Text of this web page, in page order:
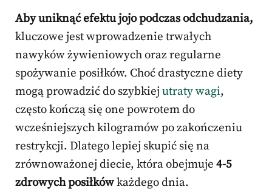
Aby uniknąć efektu jojo podczas odchudzania,
kluczowe jest wprowadzenie trwałych
nawyków żywieniowych oraz regularne
spożywanie posiłków. Choć drastyczne diety
mogą prowadzić do szybkiejutraty wagi,
często kończą się one powrotem do
wcześniejszych kilogramów po zakończeniu
restrykcji. Dlatego lepiej skupić się na
zrównoważonej diecie, która obejmuje 4-5
zdrowych posiłkówkażdego dnia.